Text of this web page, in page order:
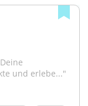
und erlebe..."